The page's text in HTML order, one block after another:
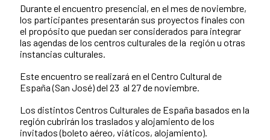
Durante el encuentro presencial, en el mes de noviembre,
los participantes presentarán sus proyectos finales con
el propósito que puedan ser considerados para integrar
las agendas de los centros culturales de la región u otras
instancias culturales.
Este encuentro se realizará en el Centro Cultural de
España (San José) del 23 al 27 de noviembre.
Los distintos Centros Culturales de España basados en la
región cubrirán los traslados y alojamiento de los
invitados (boleto aéreo, viáticos, alojamiento).